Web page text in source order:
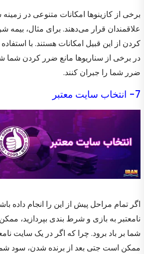
برخی از کازینوها امکانات متنوعی در
علاقمندان قرار می‌دهند. برای مثال،
کردن از این قبیل امکانات هستند. با استفاده
در برخی از سناریوها مانع ضرر کردن شما
ضرر شما را جبران کنند.
7- انتخاب سایت معتبر
اگر تمام مراحل پیش از این را انجام داده
نامعتبر به بازی و شرط بندی بپردازید،
شما بر باد برود. چرا که اگر در یک سایت
ممکن است جتی بعد از برنده شدن، سود